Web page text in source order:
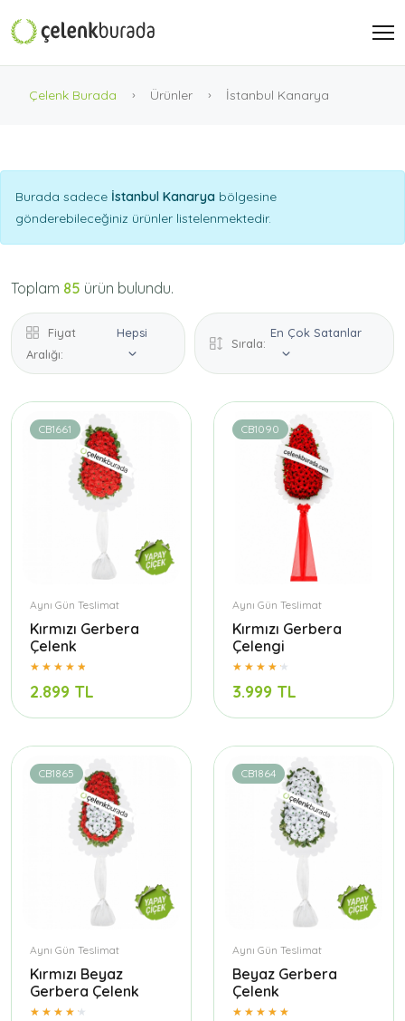
Çelenk Burada Ürünler İstanbul Kanarya
Burada sadece İstanbul Kanarya bölgesine
gönderebileceğiniz ürünler listelenmektedir.
Toplam 85 ürün bulundu.
Fiyat
Aralığı:
Hepsi
Sırala:
En Çok Satanlar
CB1661
Aynı Gün Teslimat
Kırmızı Gerbera
Çelenk
2.899 TL
CB1090
Aynı Gün Teslimat
Kırmızı Gerbera
Çelengi
3.999 TL
CB1865
Aynı Gün Teslimat
Kırmızı Beyaz
Gerbera Çelenk
CB1864
Aynı Gün Teslimat
Beyaz Gerbera
Çelenk